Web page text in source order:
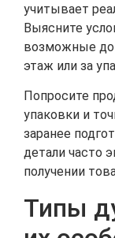
учитывает
Выясните
возможные
этаж или за
Попросите
упаковки и
заранее
детали часто
получении
Типы